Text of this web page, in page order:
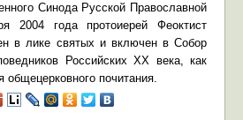
Синода Русской Православной
2004 года протоиерей Феоктист
в лике святых и включен в Собор
Российских XX века, как
почитания.